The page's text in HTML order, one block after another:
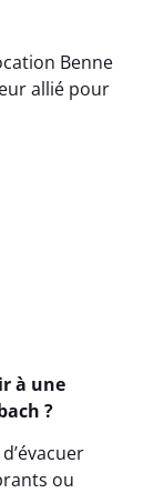
Benne
allié pour
à une
?
ou